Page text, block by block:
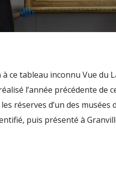
à ce tableau inconnu Vue du
l’année précédente de
réserves d’un des musées
puis présenté à